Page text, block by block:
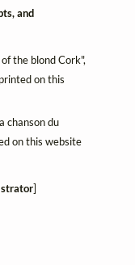
and
the blond Cork",
on this
chanson du
on this website
]